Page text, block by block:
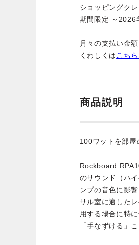
ショッピングク
期間限定 ～2026
月々の支払い金
くわしくは こち
商品説明
100ワットを部屋
Rockboard
のサウンド（ハ
ンプの音色に影
サル室に適した
用する場合に特
「手なずける」